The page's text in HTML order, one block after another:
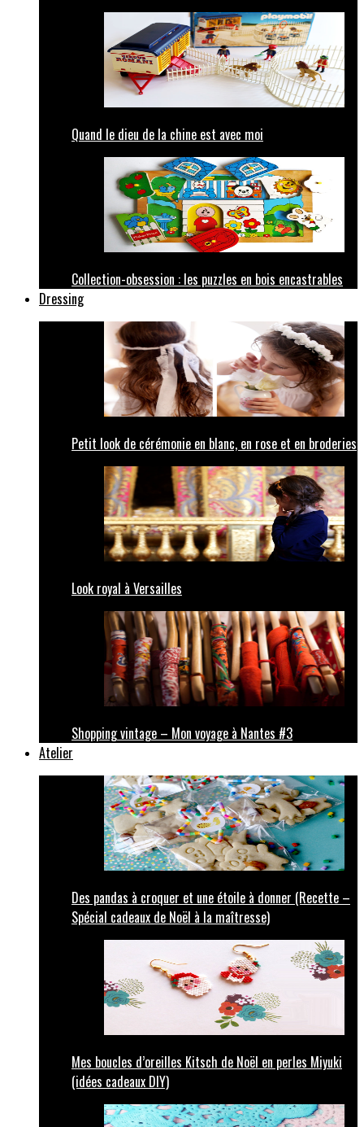
Quand le dieu de la chine est avec moi
Collection-obsession : les puzzles en bois encastrables
Dressing
Petit look de cérémonie en blanc, en rose et en broderies
Look royal à Versailles
Shopping vintage – Mon voyage à Nantes #3
Atelier
Des pandas à croquer et une étoile à donner (Recette –
Spécial cadeaux de Noël à la maîtresse)
Mes boucles d’oreilles Kitsch de Noël en perles Miyuki
(idées cadeaux DIY)